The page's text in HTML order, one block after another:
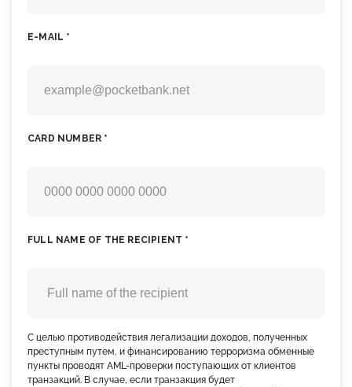
E-MAIL *
CARD NUMBER *
FULL NAME OF THE RECIPIENT *
С целью противодействия легализации доходов, полученных
преступным путем, и финансированию терроризма обменные
пункты проводят AML-проверки поступающих от клиентов
транзакций. В случае, если транзакция будет